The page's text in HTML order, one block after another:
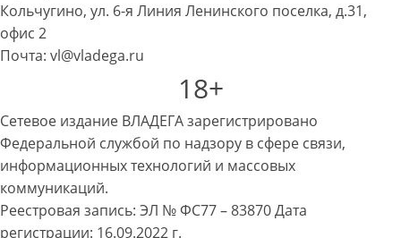
Кольчугино, ул. 6-я Линия Ленинского поселка, д.31,
офис 2
Почта: vl@vladega.ru
18+
Сетевое издание ВЛАДЕГА зарегистрировано
Федеральной службой по надзору в сфере связи,
информационных технологий и массовых
коммуникаций.
Реестровая запись: ЭЛ № ФС77 – 83870 Дата
регистрации: 16.09.2022 г.